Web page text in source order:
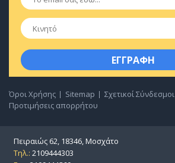
Κινητό
Όροι Χρήσης Sitemap
Σχετικοί Σύνδεσμοι
Προτιμήσεις απορρήτου
Πειραιώς 62, 18346, Μοσχάτο
Τηλ.: 2109444303